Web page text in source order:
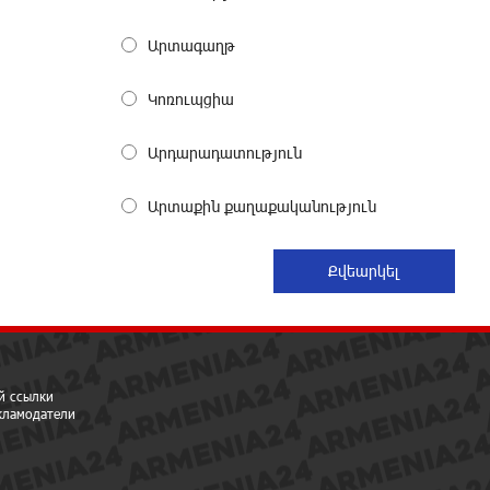
День благодарности клиентам в
Пашинян замотивирован
Карапетян
«Мой лес Армения» — бенефициар
в июле
Արտագաղթ
Կոռուպցիա
Արդարադատություն
Արտաքին քաղաքականություն
ссылки